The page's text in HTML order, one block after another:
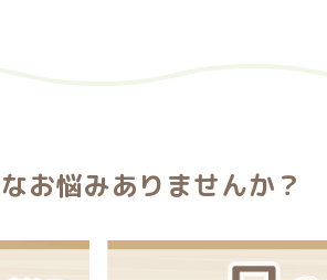
お悩みありませんか？